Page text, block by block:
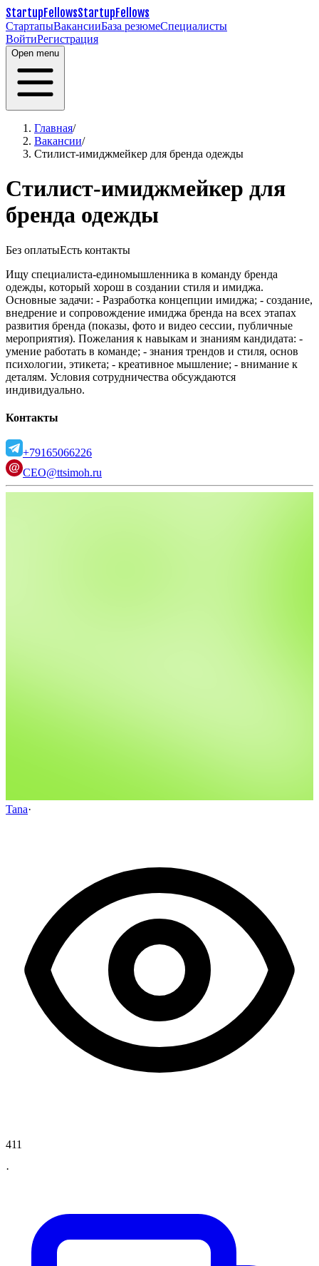
StartupFellowsStartupFellows
СтартапыВакансииБаза резюмеСпециалисты
ВойтиРегистрация
Open menu
Главная/
Вакансии/
Стилист-имиджмейкер для бренда одежды
Стилист-имиджмейкер для
бренда одежды
Без оплатыЕсть контакты
Ищу специалиста-единомышленника в команду бренда
одежды, который хорош в создании стиля и имиджа.
Основные задачи: - Разработка концепции имиджа; - создание,
внедрение и сопровождение имиджа бренда на всех этапах
развития бренда (показы, фото и видео сессии, публичные
мероприятия). Пожелания к навыкам и знаниям кандидата: -
умение работать в команде; - знания трендов и стиля, основ
психологии, этикета; - креативное мышление; - внимание к
деталям. Условия сотрудничества обсуждаются
индивидуально.
Контакты
+79165066226
CEO@ttsimoh.ru
Tana·
411
·